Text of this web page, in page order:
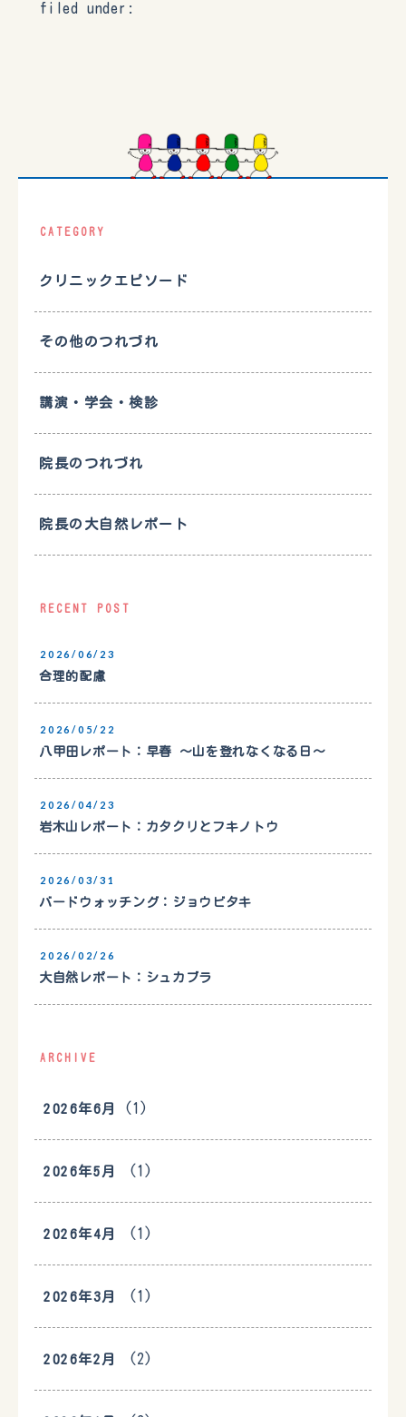
filed under:
CATEGORY
クリニックエピソード
その他のつれづれ
講演・学会・検診
院長のつれづれ
院長の大自然レポート
RECENT POST
2026/06/23
合理的配慮
2026/05/22
八甲田レポート：早春 〜山を登れなくなる日〜
2026/04/23
岩木山レポート：カタクリとフキノトウ
2026/03/31
バードウォッチング：ジョウビタキ
2026/02/26
大自然レポート：シュカブラ
ARCHIVE
2026年6月 (1)
2026年5月 (1)
2026年4月 (1)
2026年3月 (1)
2026年2月 (2)